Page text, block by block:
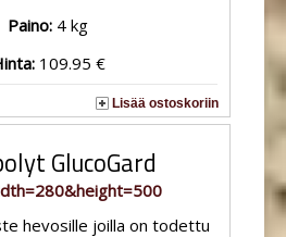
Paino: 4 kg
109.95 €
Lisää ostoskoriin
GlucoGard
hevosille joilla on todettu